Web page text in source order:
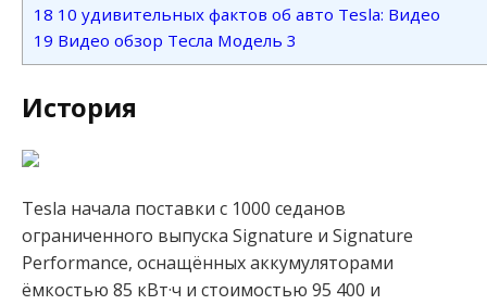
18 10 удивительных фактов об авто Tesla: Видео
19 Видео обзор Тесла Модель 3
История
Tesla начала поставки с 1000 седанов
ограниченного выпуска Signature и Signature
Performance, оснащённых аккумуляторами
ёмкостью 85 кВт·ч и стоимостью 95 400 и